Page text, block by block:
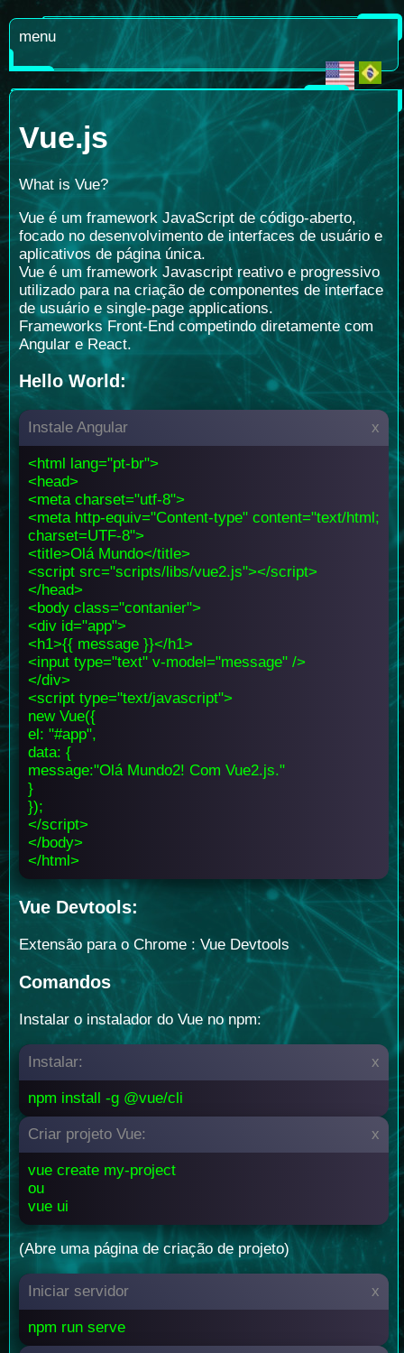
menu
Vue.js
What is Vue?
Vue é um framework JavaScript de código-aberto,
focado no desenvolvimento de interfaces de usuário e
aplicativos de página única.
Vue é um framework Javascript reativo e progressivo
utilizado para na criação de componentes de interface
de usuário e single-page applications.
Frameworks Front-End competindo diretamente com
Angular e React.
Hello World:
Instale Angular x
<html lang="pt-br">
<head>
<meta charset="utf-8">
<meta http-equiv="Content-type" content="text/html;
charset=UTF-8">
<title>Olá Mundo</title>
<script src="scripts/libs/vue2.js"></script>
</head>
<body class="contanier">
<div id="app">
<h1>{{ message }}</h1>
<input type="text" v-model="message" />
</div>
<script type="text/javascript">
new Vue({
el: "#app",
data: {
message:"Olá Mundo2! Com Vue2.js."
}
});
</script>
</body>
</html>
Vue Devtools:
Extensão para o Chrome : Vue Devtools
Comandos
Instalar o instalador do Vue no npm:
Instalar: x
npm install -g @vue/cli
Criar projeto Vue: x
vue create my-project
ou
vue ui
(Abre uma página de criação de projeto)
Iniciar servidor x
npm run serve